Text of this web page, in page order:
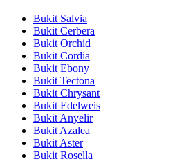
Bukit Salvia
Bukit Cerbera
Bukit Orchid
Bukit Cordia
Bukit Ebony
Bukit Tectona
Bukit Chrysant
Bukit Edelweis
Bukit Anyelir
Bukit Azalea
Bukit Aster
Bukit Rosella